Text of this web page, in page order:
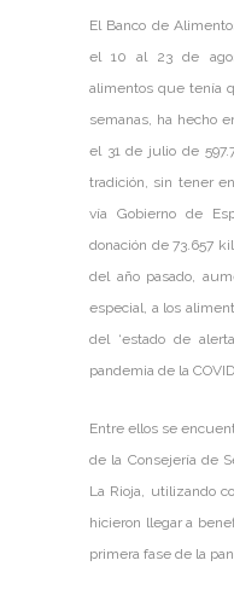
El Banco de
el 10 al 23 de
alimentos que tenía
semanas, ha hecho
el 31 de julio de
tradición, sin tener
vía Gobierno de
donación de 73.657
del año pasado,
especial, a los
del ‘estado de
pandemia de la
Entre ellos se
de la Consejería de
La Rioja, utilizando
hicieron llegar a
primera fase de la